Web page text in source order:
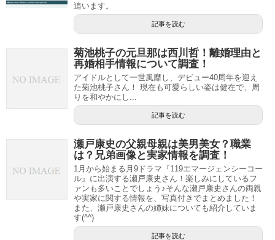
追います。
記事を読む
菊池桃子の元旦那は西川哲！離婚理由と
再婚相手情報について調査！
アイドルとして一世風靡し、デビュー40周年を迎え
た菊池桃子さん！ 現在も可愛らしい姿は健在で、周
りを和やかにし...
記事を読む
瀬戸康史の父親母親は美男美女？職業
は？兄弟画像と実家情報を調査！
1月から始まる月9ドラマ『119エマージェンシーコー
ル』に出演する瀬戸康史さん！楽しみにしているフ
ァンも多いことでしょう♪そんな瀬戸康史さんの両親
や実家に関する情報を、写真付きでまとめました！
また、瀬戸康史さんの姉妹についても紹介していま
す(^^)
記事を読む